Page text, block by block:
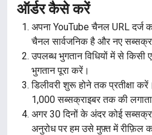
ऑर्डर कैसे करें
अपना YouTube चैनल URL दर्ज
चैनल सार्वजनिक है और नए
उपलब्ध भुगतान विधियों में से
भुगतान पूरा करें।
डिलीवरी शुरू होने तक प्रतीक्षा
1,000 सब्सक्राइबर तक की लगातार
अगर 30 दिनों के अंदर कोई
अनुरोध पर हम उसे मुफ़्त में रीफ़िल